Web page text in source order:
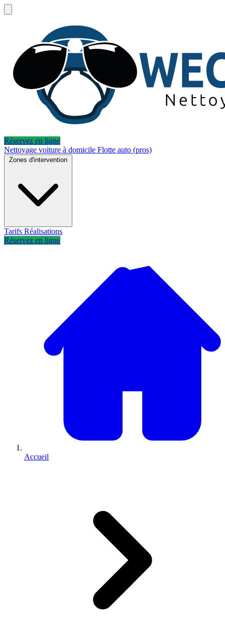
Réservez en ligne
Nettoyage voiture à domicile Flotte auto (pros)
Zones d'intervention
Tarifs Réalisations
Réservez en ligne
Accueil